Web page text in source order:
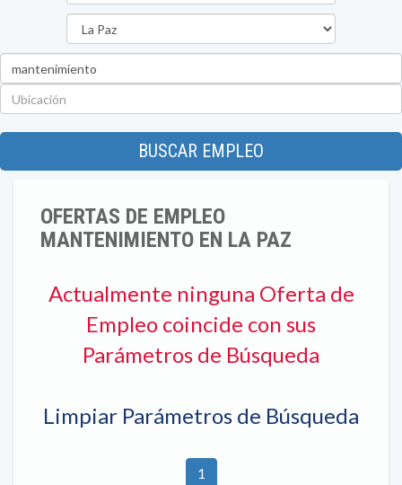
BUSCAR EMPLEO
OFERTAS DE EMPLEO
MANTENIMIENTO EN LA PAZ
Actualmente ninguna Oferta de
Empleo coincide con sus
Parámetros de Búsqueda
Limpiar Parámetros de Búsqueda
1